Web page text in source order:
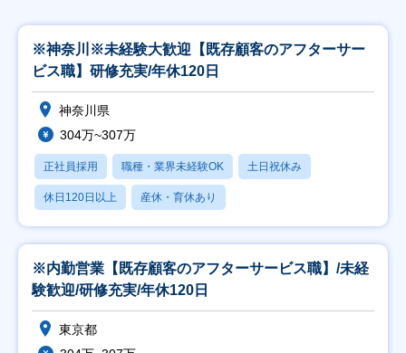
※神奈川※未経験大歓迎【既存顧客のアフターサー
ビス職】研修充実/年休120日
神奈川県
304万~307万
正社員採用 職種・業界未経験OK 土日祝休み
休日120日以上 産休・育休あり
※内勤営業【既存顧客のアフターサービス職】/未経
験歓迎/研修充実/年休120日
東京都